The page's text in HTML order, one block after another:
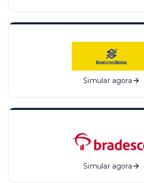
Simular agora
Simular agora